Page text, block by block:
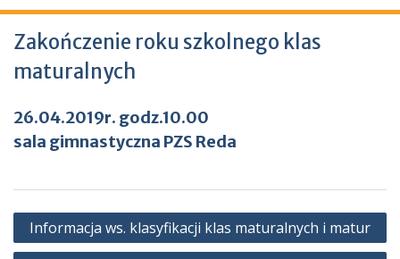
Zakończenie roku szkolnego klas
maturalnych
26.04.2019r. godz.10.00
sala gimnastyczna PZS Reda
Nawigacja
wpisu
Informacja ws. klasyfikacji klas maturalnych i matur